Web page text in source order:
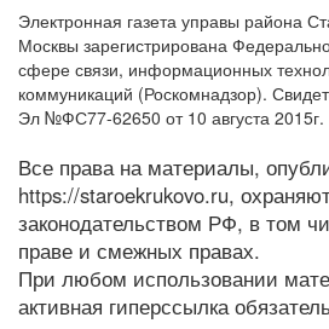
Электронная газета управы района
Москвы зарегистрирована
сфере связи, информационных
коммуникаций (Роскомнадзор).
Эл №ФС77-62650 от 10 августа 2015г.
Все права на материалы,
https://staroekrukovo.ru,
законодательством РФ, в том
праве и смежных правах.
При любом использовании
активная гиперссылка